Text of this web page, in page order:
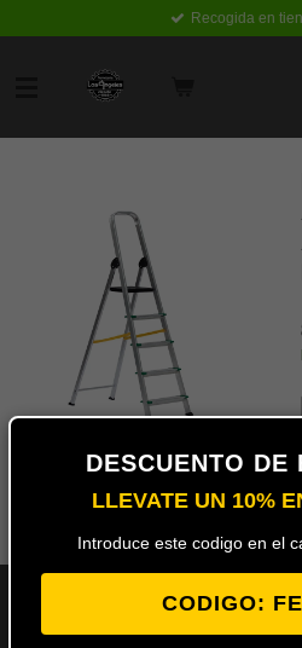
Recogida en tienda
© 2024 - 2026 Ferretería Los
Con la tecnología deWebador
DESCUENTO DE
LLEVATE UN 10%
Introduce este codigo en el
CODIGO: